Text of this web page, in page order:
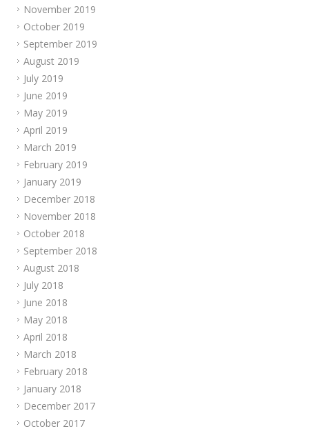
November 2019
October 2019
September 2019
August 2019
July 2019
June 2019
May 2019
April 2019
March 2019
February 2019
January 2019
December 2018
November 2018
October 2018
September 2018
August 2018
July 2018
June 2018
May 2018
April 2018
March 2018
February 2018
January 2018
December 2017
October 2017